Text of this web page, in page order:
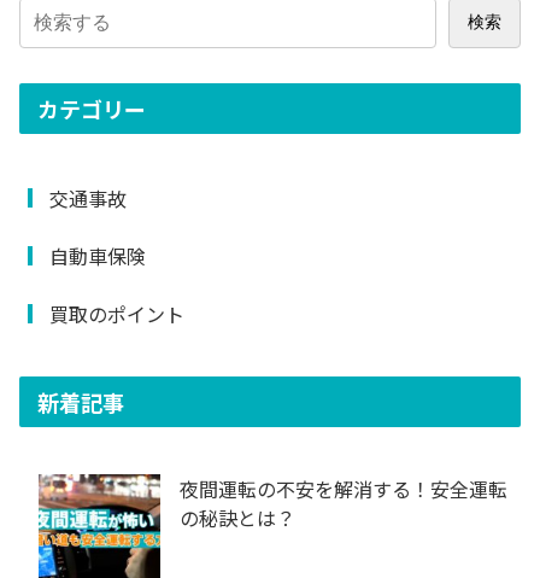
検索
カテゴリー
交通事故
自動車保険
買取のポイント
新着記事
夜間運転の不安を解消する！安全運転
の秘訣とは？